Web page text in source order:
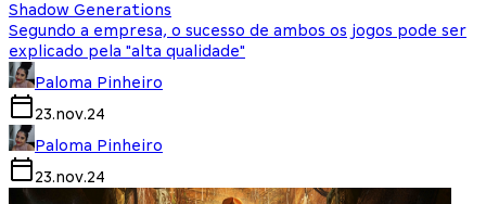
Shadow Generations
Segundo a empresa, o sucesso de ambos os jogos pode ser
explicado pela "alta qualidade"
Paloma Pinheiro
23.nov.24
Paloma Pinheiro
23.nov.24